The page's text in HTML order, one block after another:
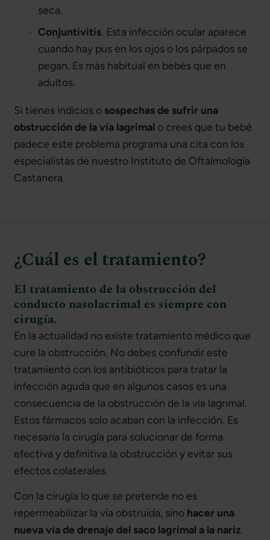
seca.
Conjuntivitis. Esta infección ocular aparece
cuando hay pus en los ojos o los párpados se
pegan. Es más habitual en bebés que en
adultos.
Si tienes indicios o sospechas de sufrir una
obstrucción de la vía lagrimal o crees que tu bebé
padece este problema programa una cita con los
especialistas de nuestro Instituto de Oftalmología
Castanera.
¿Cuál es el tratamiento?
El tratamiento de la obstrucción del
conducto nasolacrimal es siempre con
cirugía.
En la actualidad no existe tratamiento médico que
cure la obstrucción. No debes confundir este
tratamiento con los antibióticos para tratar la
infección aguda que en algunos casos es una
consecuencia de la obstrucción de la vía lagrimal.
Estos fármacos solo acaban con la infección. Es
necesaria la cirugía para solucionar de forma
efectiva y definitiva la obstrucción y evitar sus
efectos colaterales.
Con la cirugía lo que se pretende no es
repermeabilizar la vía obstruida, sino hacer una
nueva vía de drenaje del saco lagrimal a la nariz.